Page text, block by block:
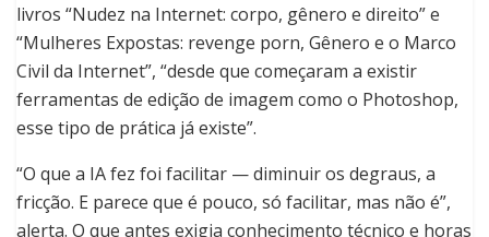
livros “Nudez na Internet: corpo, gênero e direito” e
“Mulheres Expostas: revenge porn, Gênero e o Marco
Civil da Internet”, “desde que começaram a existir
ferramentas de edição de imagem como o Photoshop,
esse tipo de prática já existe”.
“O que a IA fez foi facilitar — diminuir os degraus, a
fricção. E parece que é pouco, só facilitar, mas não é”,
alerta. O que antes exigia conhecimento técnico e horas